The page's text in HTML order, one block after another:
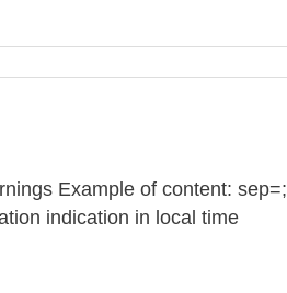
Example of content: sep=;
indication in local time